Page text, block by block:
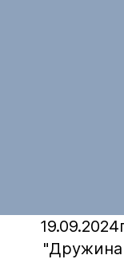
"Дружина